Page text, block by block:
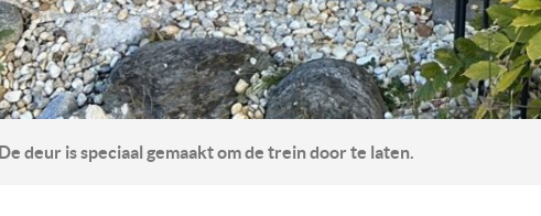
De deur is speciaal gemaakt om de trein door te laten.